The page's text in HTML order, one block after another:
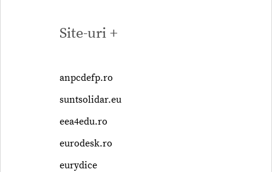
Site-uri +
anpcdefp.ro
suntsolidar.eu
eea4edu.ro
eurodesk.ro
eurydice